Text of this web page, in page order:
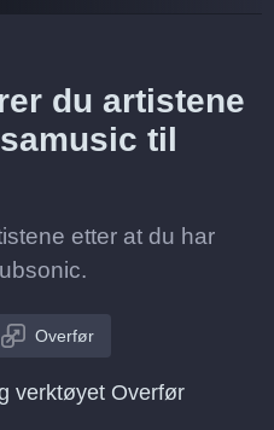
du artistene
til
etter at du har
Overfør
verktøyet Overfør